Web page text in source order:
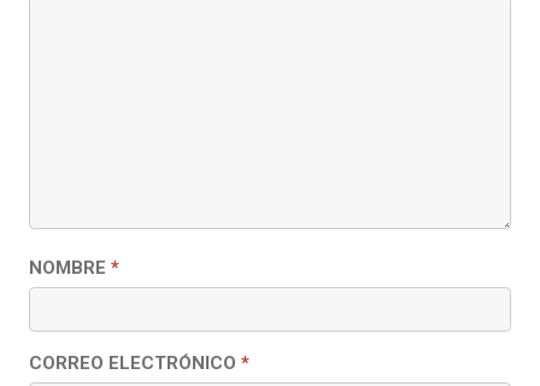
NOMBRE *
CORREO ELECTRÓNICO *